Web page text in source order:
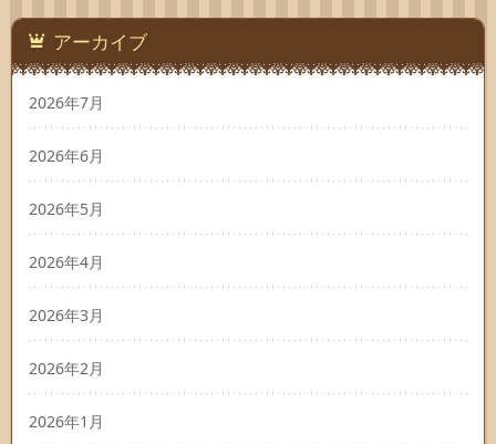
アーカイブ
2026年7月
2026年6月
2026年5月
2026年4月
2026年3月
2026年2月
2026年1月